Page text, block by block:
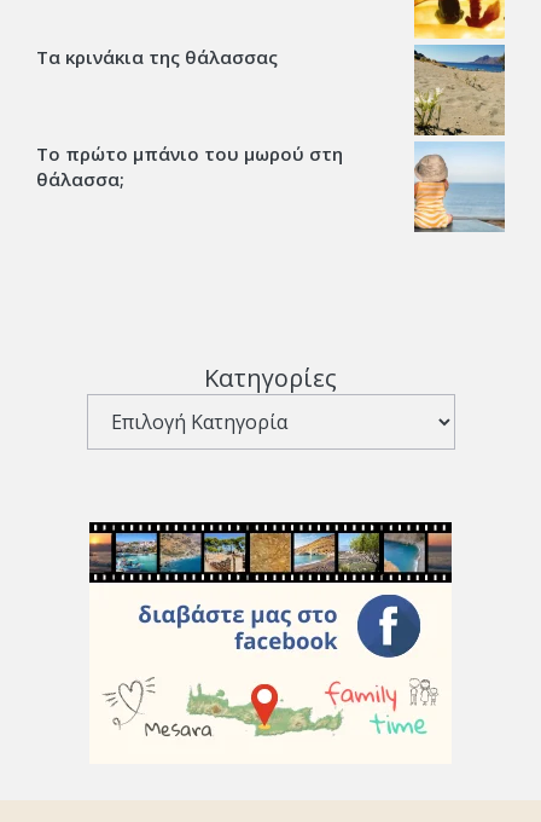
Τα κρινάκια της θάλασσας
Το πρώτο μπάνιο του μωρού στη
θάλασσα;
Κατηγορίες